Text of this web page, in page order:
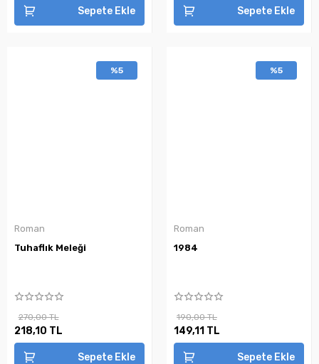
Sepete Ekle Sepete Ekle
%5
Roman
Tuhaflık Meleği
270,00 TL
218,10 TL
Sepete Ekle
%5
Roman
1984
190,00 TL
149,11 TL
Sepete Ekle